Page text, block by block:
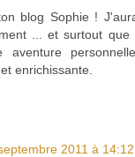
blog Sophie !
... et surtout
aventure
enrichissante.
2011 à 14:12